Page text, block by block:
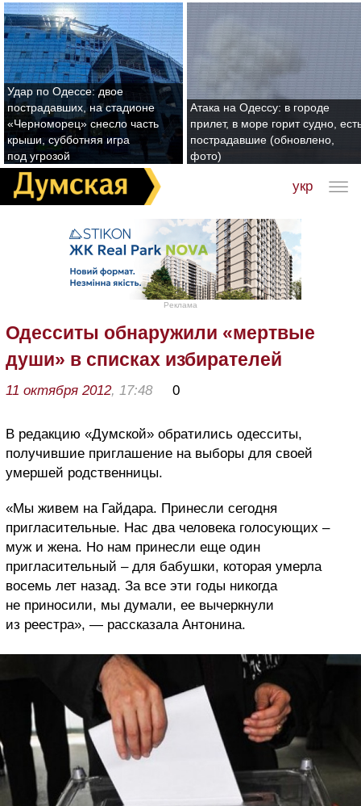
Удар по Одессе: двое
пострадавших, на стадионе
«Черноморец» снесло часть
крыши, субботняя игра
под угрозой
Атака на Одессу: в городе
прилет, в море горит судно,
пострадавшие (обновлено,
фото)
укр
Реклама
Одесситы обнаружили «мертвые
души» в списках избирателей
11 октября 2012, 17:48 0
В редакцию «Думской» обратились одесситы,
получившие приглашение на выборы для своей
умершей родственницы.
«Мы живем на Гайдара. Принесли сегодня
пригласительные. Нас два человека голосующих –
муж и жена. Но нам принесли еще один
пригласительный – для бабушки, которая умерла
восемь лет назад. За все эти годы никогда
не приносили, мы думали, ее вычеркнули
из реестра», — рассказала Антонина.